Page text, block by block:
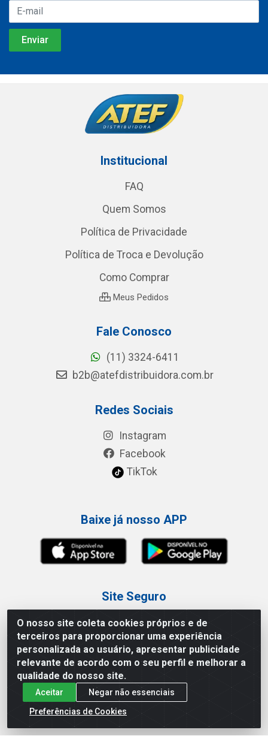
O nosso site coleta cookies próprios e de
terceiros para proporcionar uma experiência
personalizada ao usuário, apresentar publicidade
relevante de acordo com o seu perfil e melhorar a
qualidade do nosso site.
Aceitar
Negar não essenciais
Preferências de Cookies
Institucional
FAQ
Quem Somos
Política de Privacidade
Política de Troca e Devolução
Como Comprar
Meus Pedidos
Fale Conosco
(11) 3324-6411
b2b@atefdistribuidora.com.br
Redes Sociais
Instagram
Facebook
TikTok
Baixe já nosso APP
Site Seguro
Loja / Showroom
Tel.: (11) 3227-0546
Av Vautier, 587/597 - Pari - São Paulo/SP